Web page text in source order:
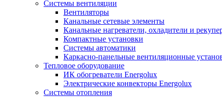
Системы вентиляции
Вентиляторы
Канальные сетевые элементы
Канальные нагреватели, охладители и
Компактные установки
Системы автоматики
Каркасно-панельные вентиляционные
Тепловое оборудование
ИК обогреватели Energolux
Электрические конвекторы Energolux
Системы отопления